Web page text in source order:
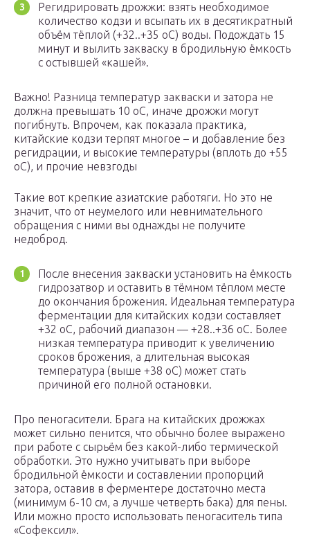
Регидрировать дрожжи: взять необходимое
количество кодзи и всыпать их в десятикратный
объём тёплой (+32..+35 оС) воды. Подождать 15
минут и вылить закваску в бродильную ёмкость
с остывшей «кашей».
Важно! Разница температур закваски и затора не
должна превышать 10 оС, иначе дрожжи могут
погибнуть. Впрочем, как показала практика,
китайские кодзи терпят многое – и добавление без
регидрации, и высокие температуры (вплоть до +55
оС), и прочие невзгоды
Такие вот крепкие азиатские работяги. Но это не
значит, что от неумелого или невнимательного
обращения с ними вы однажды не получите
недоброд.
После внесения закваски установить на ёмкость
гидрозатвор и оставить в тёмном тёплом месте
до окончания брожения. Идеальная температура
ферментации для китайских кодзи составляет
+32 оС, рабочий диапазон — +28..+36 оС. Более
низкая температура приводит к увеличению
сроков брожения, а длительная высокая
температура (выше +38 оС) может стать
причиной его полной остановки.
Про пеногасители. Брага на китайских дрожжах
может сильно пенится, что обычно более выражено
при работе с сырьём без какой-либо термической
обработки. Это нужно учитывать при выборе
бродильной ёмкости и составлении пропорций
затора, оставив в ферментере достаточно места
(минимум 6-10 см, а лучше четверть бака) для пены.
Или можно просто использовать пеногаситель типа
«Софексил».